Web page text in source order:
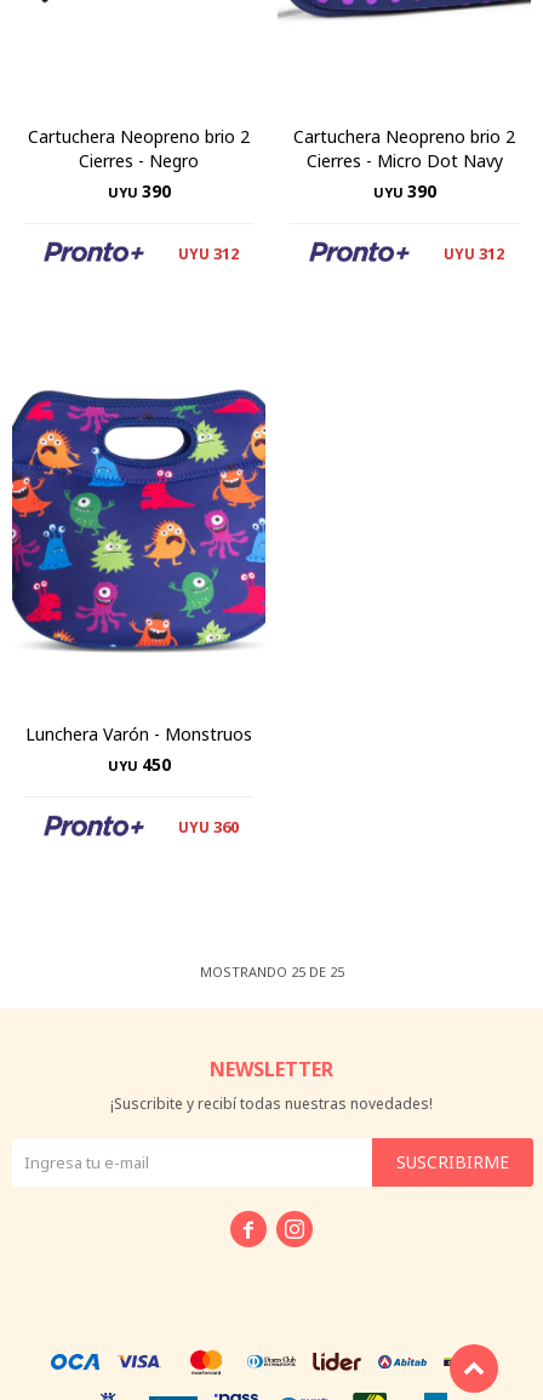
Cartuchera Neopreno brio 2
Cierres - Negro
UYU 390
UYU 312
Cartuchera Neopreno brio 2
Cierres - Micro Dot Navy
UYU 390
UYU 312
Lunchera Varón - Monstruos
UYU 450
UYU 360
MOSTRANDO 25DE 25
NEWSLETTER
¡Suscribite y recibí todas nuestras novedades!
SUSCRIBIRME
 